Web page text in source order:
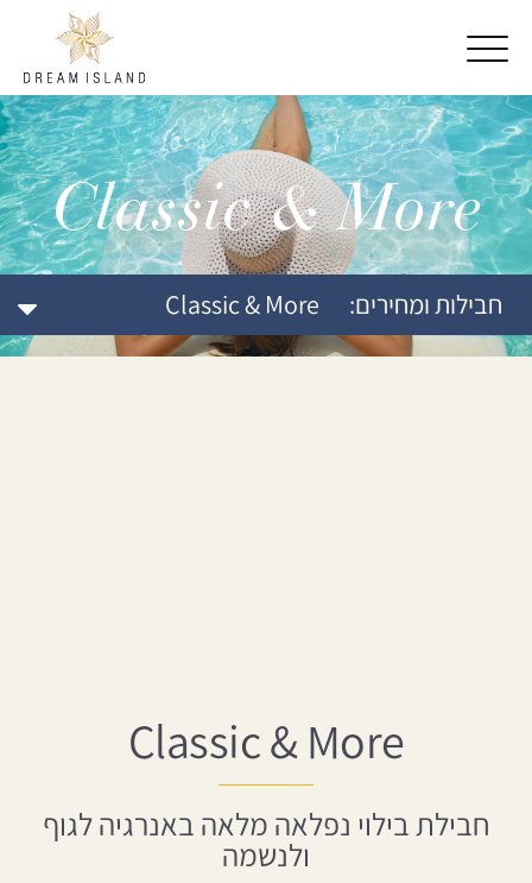
Classic & More
חבילות ומחירים: Classic & More
Classic & More
חבילת בילוי נפלאה מלאה באנרגיה לגוף
ולנשמה